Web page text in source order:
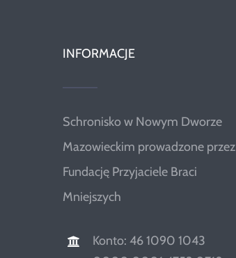
INFORMACJE
Schronisko w Nowym Dworze
Mazowieckim prowadzone przez
Fundację Przyjaciele Braci
Mniejszych
Konto: 46 1090 1043